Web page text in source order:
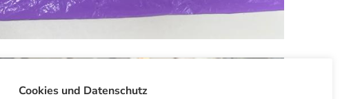
Cookies und Datenschutz